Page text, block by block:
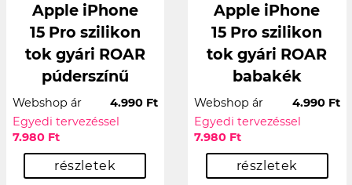
Apple iPhone
15 Pro szilikon
tok gyári ROAR
púderszínű
Webshop ár
4.990 Ft
Egyedi tervezéssel
7.980 Ft
részletek
Apple iPhone
15 Pro szilikon
tok gyári ROAR
babakék
Webshop ár
4.990 Ft
Egyedi tervezéssel
7.980 Ft
részletek